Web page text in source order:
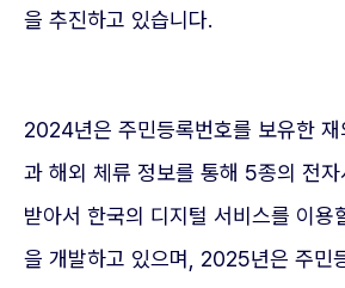
을 추진하고 있습니다.
2024년은 주민등록번호를 보유한 재
과 해외 체류 정보를 통해 5종의 전
받아서 한국의 디지털 서비스를 이용
을 개발하고 있으며, 2025년은 주민